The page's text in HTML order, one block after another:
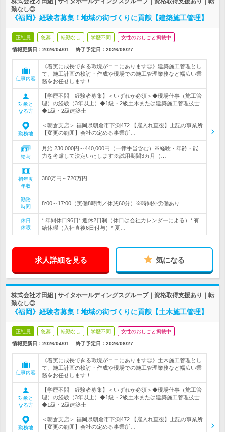
勤なし◎
《福岡》経験者募集！地域の街づくりに貢献【建築施工管理】
正社員 急募 転勤なし 学歴不問 女性のおしごと掲載中
情報更新日：2026/04/01 終了予定日： 2026/08/27
仕事内容
《着実に成長できる環境がココにあります◎》建築施工管理とし
て、施工計画の検討・作成や現場での施工管理業務など幅広い業
務をお任せします！
対象と
なる方
【学歴不問｜経験者募集】＜いずれか必須＞◆現場仕事（施工管
理）の経験（3年以上）◆1級・2級土木または建築施工管理技士
◆1級・2級建築士
勤務地
＜朝倉支店＞ 福岡県朝倉市下渕472 【雇入れ直後】上記の事業所
【変更の範囲】会社の定める事業所…
給与
月給 230,000円～440,000円（一律手当含む）※経験・年齢・能
力を考慮して決定いたします※試用期間3カ月（…
初年度
年収
380万円～720万円
勤務
時間
8:00～17:00（実働8時間／休憩60分）※時間外労働あり
休日
休暇
* 年間休日96日* 週休2日制（休日は会社カレンダーによる）* 有
給休暇（入社直後6日付与）* 夏…
求人詳細を見る 気になる
株式会社才田組 | サイタホールディングスグループ｜資格取得支援あり｜転
勤なし◎
《福岡》経験者募集！地域の街づくりに貢献【土木施工管理】
正社員 急募 転勤なし 学歴不問 女性のおしごと掲載中
情報更新日：2026/04/01 終了予定日： 2026/08/27
仕事内容
《着実に成長できる環境がココにあります◎》土木施工管理とし
て、施工計画の検討・作成や現場での施工管理業務など幅広い業
務をお任せします！
対象と
なる方
【学歴不問｜経験者募集】＜いずれか必須＞◆現場仕事（施工管
理）の経験（3年以上）◆1級・2級土木または建築施工管理技士
◆1級・2級建築士
勤務地
＜朝倉支店＞ 福岡県朝倉市下渕472 【雇入れ直後】上記の事業所
【変更の範囲】会社の定める事業所…